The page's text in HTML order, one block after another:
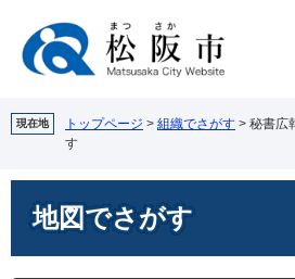
へ
現在地 トップページ > 組織でさがす > 秘書広
す
地図でさがす